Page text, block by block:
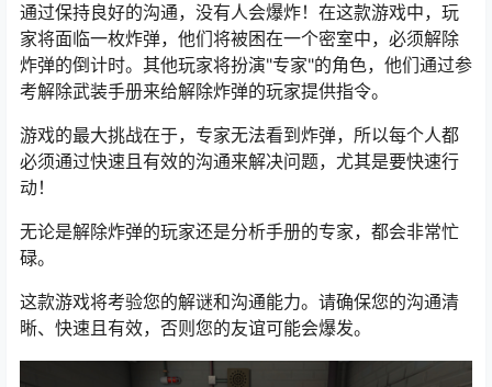
通过保持良好的沟通，没有人会爆炸！在这款游戏中，玩
家将面临一枚炸弹，他们将被困在一个密室中，必须解除
炸弹的倒计时。其他玩家将扮演"专家"的角色，他们通过参
考解除武装手册来给解除炸弹的玩家提供指令。
游戏的最大挑战在于，专家无法看到炸弹，所以每个人都
必须通过快速且有效的沟通来解决问题，尤其是要快速行
动！
无论是解除炸弹的玩家还是分析手册的专家，都会非常忙
碌。
这款游戏将考验您的解谜和沟通能力。请确保您的沟通清
晰、快速且有效，否则您的友谊可能会爆发。